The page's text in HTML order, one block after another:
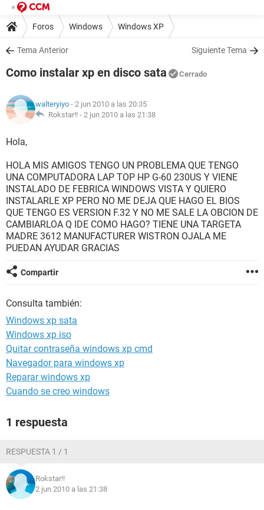
Foros Windows Windows XP
Tema Anterior Siguiente Tema
Como instalar xp en disco sata Cerrado
walteryiyo - 2 jun 2010 a las 20:35
Rokstar!! - 2 jun 2010 a las 21:38
Hola,
HOLA MIS AMIGOS TENGO UN PROBLEMA QUE TENGO
UNA COMPUTADORA LAP TOP HP G-60 230US Y VIENE
INSTALADO DE FEBRICA WINDOWS VISTA Y QUIERO
INSTALARLE XP PERO NO ME DEJA QUE HAGO EL BIOS
QUE TENGO ES VERSION F.32 Y NO ME SALE LA OBCION DE
CAMBIARLOA Q IDE COMO HAGO? TIENE UNA TARGETA
MADRE 3612 MANUFACTURER WISTRON OJALA ME
PUEDAN AYUDAR GRACIAS
Compartir
Consulta también:
Windows xp sata
Windows xp iso
Quitar contraseña windows xp cmd
Navegador para windows xp
Reparar windows xp
Cuando se creo windows
1 respuesta
RESPUESTA 1 / 1
Rokstar!!
2 jun 2010 a las 21:38